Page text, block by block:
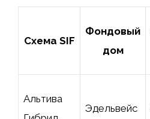
Схема SIF
Фондовый
дом
Альтива
Эдельвейс